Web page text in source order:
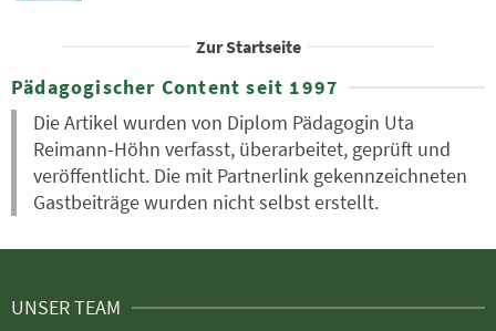
Zur Startseite
Pädagogischer Content seit 1997
Die Artikel wurden von Diplom Pädagogin Uta
Reimann-Höhn verfasst, überarbeitet, geprüft und
veröffentlicht. Die mit Partnerlink gekennzeichneten
Gastbeiträge wurden nicht selbst erstellt.
UNSER TEAM